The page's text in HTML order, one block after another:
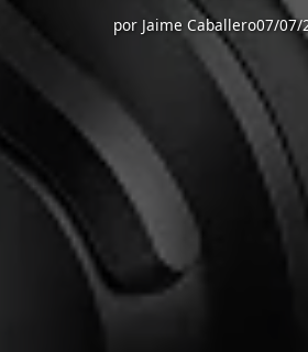
por Jaime Caballero07/07/